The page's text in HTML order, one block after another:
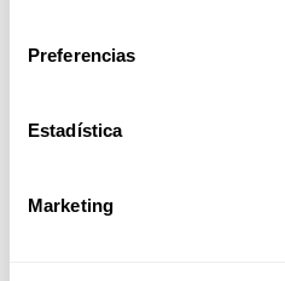
Preferencias
Estadística
Marketing
MARKETING SENSORIAL